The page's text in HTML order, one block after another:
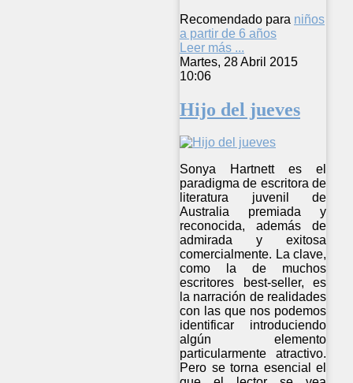
Recomendado para niños
a partir de 6 años
Leer más ...
Martes, 28 Abril 2015
10:06
Hijo del jueves
Sonya Hartnett es el
paradigma de escritora de
literatura juvenil de
Australia premiada y
reconocida, además de
admirada y exitosa
comercialmente. La clave,
como la de muchos
escritores best-seller, es
la narración de realidades
con las que nos podemos
identificar introduciendo
algún elemento
particularmente atractivo.
Pero se torna esencial el